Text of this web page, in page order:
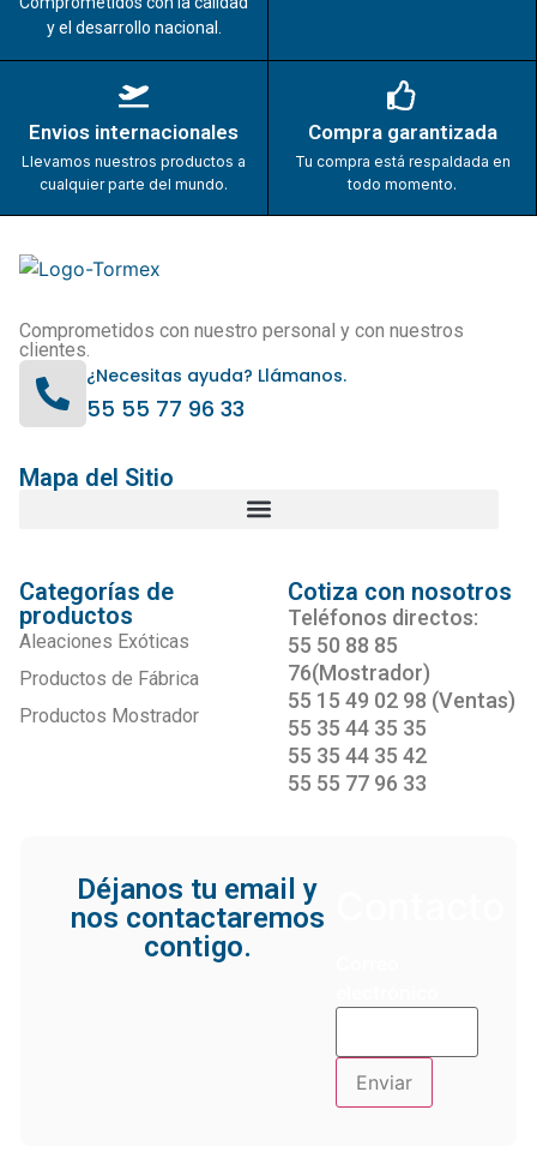
y el desarrollo nacional.
Envios internacionales
Llevamos nuestros productos a
cualquier parte del mundo.
Compra garantizada
Tu compra está respaldada en
todo momento.
Comprometidos con nuestro personal y con nuestros
clientes.
¿Necesitas ayuda? Llámanos.
55 55 77 96 33
Mapa del Sitio
Categorías de
productos
Aleaciones Exóticas
Productos de Fábrica
Productos Mostrador
Cotiza con nosotros
Teléfonos directos:
55 50 88 85
76(Mostrador)
55 15 49 02 98 (Ventas)
55 35 44 35 35
55 35 44 35 42
55 55 77 96 33
Déjanos tu email y
nos contactaremos
contigo.